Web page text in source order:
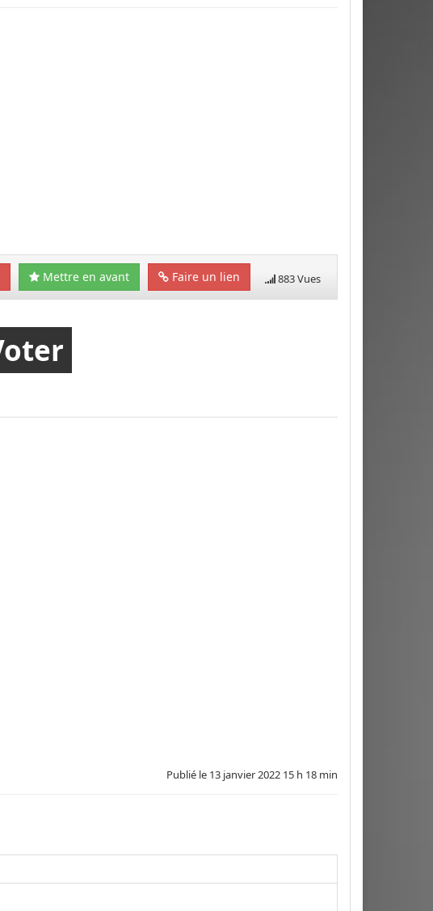
Mettre en avant Faire un lien 883 Vues
Publié le 13 janvier 2022 15 h 18 min